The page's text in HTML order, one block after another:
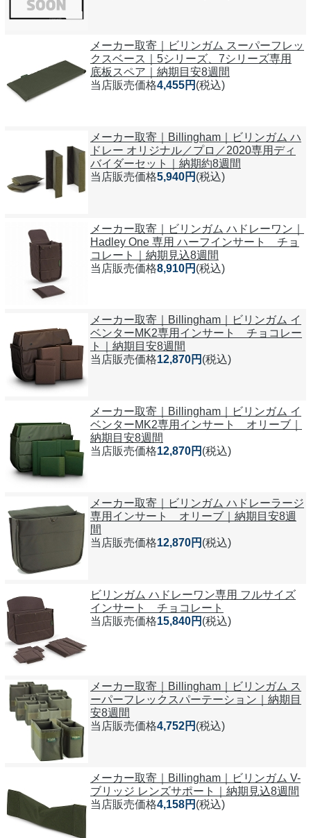
メーカー取寄｜ビリンガム スーパーフレッ
クスベース｜5シリーズ、7シリーズ専用
底板スペア｜納期目安8週間
当店販売価格4,455円 (税込)
メーカー取寄｜Billingham｜ビリンガム ハ
ドレー オリジナル／プロ／2020専用ディ
バイダーセット｜納期約8週間
当店販売価格5,940円 (税込)
メーカー取寄｜ビリンガム ハドレーワン｜
Hadley One 専用 ハーフインサート チョ
コレート｜納期見込8週間
当店販売価格8,910円 (税込)
メーカー取寄｜Billingham｜ビリンガム イ
ベンターMK2専用インサート チョコレー
ト｜納期目安8週間
当店販売価格12,870円 (税込)
メーカー取寄｜Billingham｜ビリンガム イ
ベンターMK2専用インサート オリーブ｜
納期目安8週間
当店販売価格12,870円 (税込)
メーカー取寄｜ビリンガム ハドレーラージ
専用インサート オリーブ｜納期目安8週
間
当店販売価格12,870円 (税込)
ビリンガム ハドレーワン専用 フルサイズ
インサート チョコレート
当店販売価格15,840円 (税込)
メーカー取寄｜Billingham｜ビリンガム ス
ーパーフレックスパーテーション｜納期目
安8週間
当店販売価格4,752円 (税込)
メーカー取寄｜Billingham｜ビリンガム V-
ブリッジ レンズサポート｜納期見込8週間
当店販売価格4,158円 (税込)